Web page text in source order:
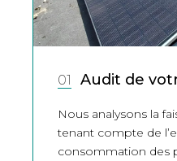
01 Audit de
Nous analysons la
tenant compte de
consommation des